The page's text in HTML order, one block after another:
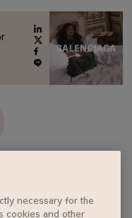
る
necessary for the
cookies and other